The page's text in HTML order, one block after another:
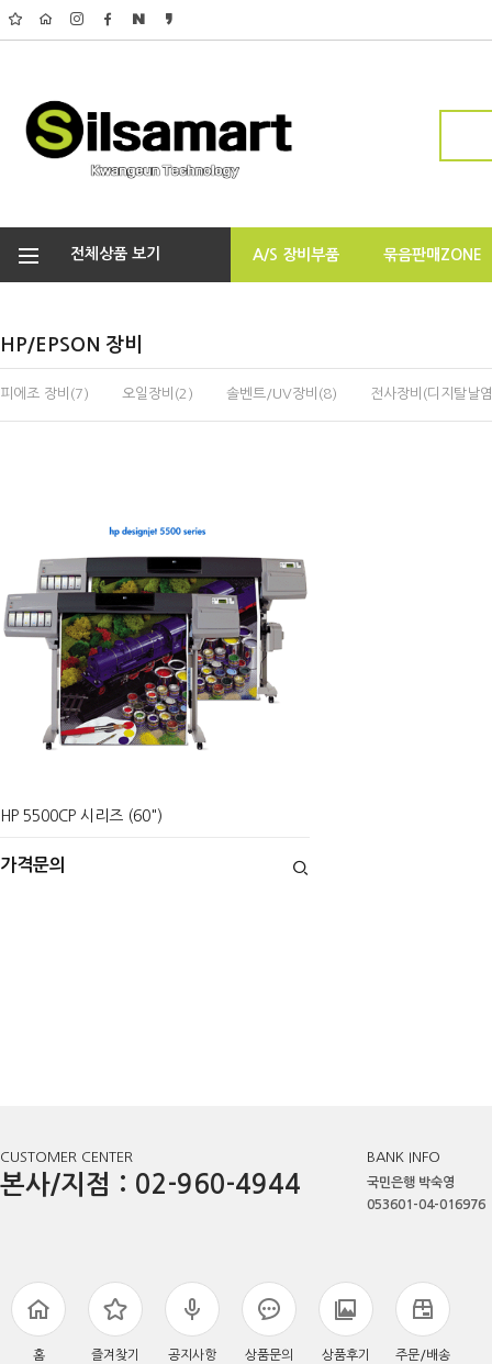
전체상품 보기 A/S 장비부품 묶음판매ZONE
HP/EPSON 장비
피에조 장비(7) 오일장비(2) 솔벤트/UV장비(8) 전사장비(디지탈날
HP 5500CP 시리즈 (60")
가격문의
CUSTOMER CENTER
본사/지점 : 02-960-4944
BANK INFO
국민은행 박숙영
053601-04-016976
홈 즐겨찾기 공지사항 상품문의 상품후기 주문/배송